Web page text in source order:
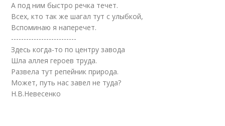
А под ним быстро речка течет.
Всех, кто так же шагал тут с улыбкой,
Вспоминаю я наперечет.
--------------------------
Здесь когда-то по центру завода
Шла аллея героев труда.
Развела тут репейник природа.
Может, путь нас завел не туда?
Н.В.Невесенко